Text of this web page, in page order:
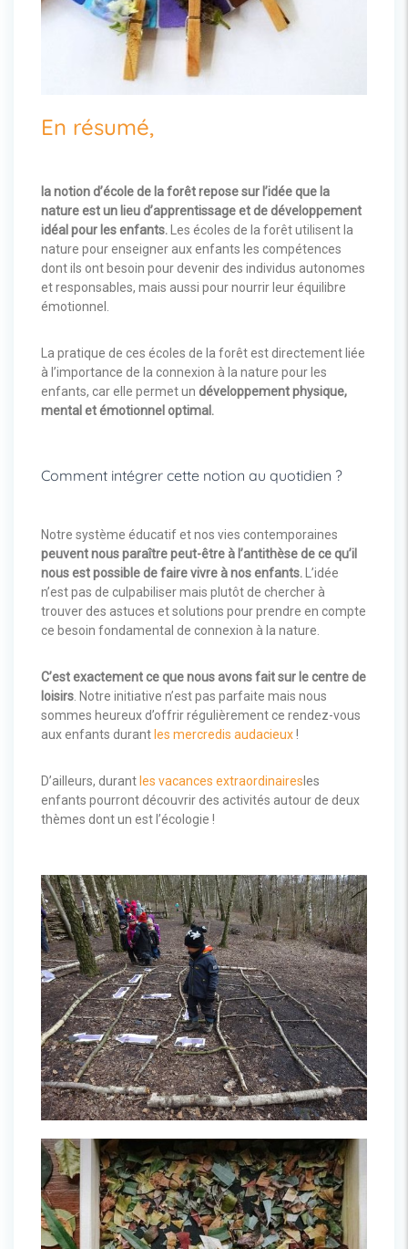
En résumé,
la notion d’école de la forêt repose sur l’idée que la
nature est un lieu d’apprentissage et de développement
idéal pour les enfants. Les écoles de la forêt utilisent la
nature pour enseigner aux enfants les compétences
dont ils ont besoin pour devenir des individus autonomes
et responsables, mais aussi pour nourrir leur équilibre
émotionnel.
La pratique de ces écoles de la forêt est directement liée
à l’importance de la connexion à la nature pour les
enfants, car elle permet un développement physique,
mental et émotionnel optimal.
Comment intégrer cette notion au quotidien ?
Notre système éducatif et nos vies contemporaines
peuvent nous paraître peut-être à l’antithèse de ce qu’il
nous est possible de faire vivre à nos enfants. L’idée
n’est pas de culpabiliser mais plutôt de chercher à
trouver des astuces et solutions pour prendre en compte
ce besoin fondamental de connexion à la nature.
C’est exactement ce que nous avons fait sur le centre de
loisirs. Notre initiative n’est pas parfaite mais nous
sommes heureux d’offrir régulièrement ce rendez-vous
aux enfants durant les mercredis audacieux!
D’ailleurs, durant les vacances extraordinaires les
enfants pourront découvrir des activités autour de deux
thèmes dont un est l’écologie !